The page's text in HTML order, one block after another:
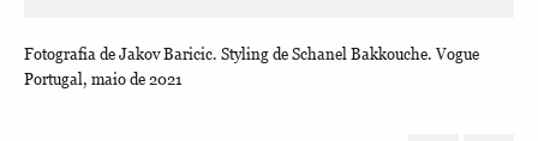
Fotografia de Jakov Baricic. Styling de Schanel Bakkouche. Vogue
Portugal, maio de 2021